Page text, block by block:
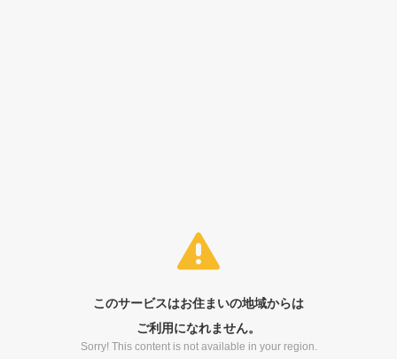
このサービスはお住まいの地域からは
ご利用になれません。
Sorry! This content is not available in your region.